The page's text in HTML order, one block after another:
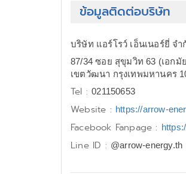
ข้อมูลติดต่อบริษัท
บริษัท แอร์โรว์ เอ็นเนอร์ยี่ จำ
87/34 ซอย สุขุมวิท 63 (เอก
เขตวัฒนา กรุงเทพมหานคร
Tel :021150653
Website : https://arrow-
Facebook Fanpage :
Line ID : @arrow-energy.th